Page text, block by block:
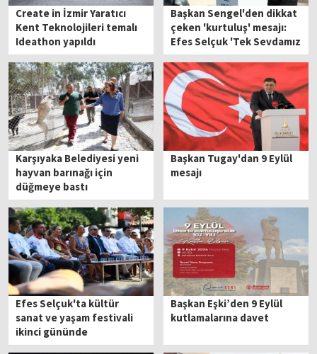
Create in İzmir Yaratıcı
Kent Teknolojileri temalı
Ideathon yapıldı
Başkan Sengel'den dikkat
çeken 'kurtuluş' mesajı:
Efes Selçuk 'Tek Sevdamız
Atatürk' diyenlerindir…
Karşıyaka Belediyesi yeni
hayvan barınağı için
düğmeye bastı
Başkan Tugay'dan 9 Eylül
mesajı
Efes Selçuk'ta kültür
sanat ve yaşam festivali
ikinci gününde
Başkan Eşki’den 9 Eylül
kutlamalarına davet